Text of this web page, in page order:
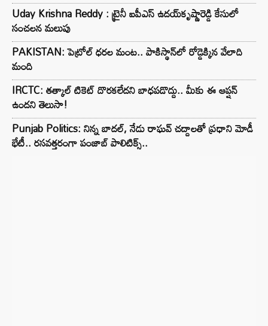
Uday Krishna Reddy : ట్రైనీ ఐపీఎస్ ఉదయ్‌కృష్ణారెడ్డి కేసులో
సంచలన మలుపు
PAKISTAN: పెట్రోల్ ధరల మంట.. పాకిస్థాన్‌లో రోడ్డెక్కిన వేలాది
మంది
IRCTC: తత్కాల్ టికెట్ దొరకలేదని బాధపడొద్దు.. మీకు ఈ ఆప్షన్
ఉందని తెలుసా!
Punjab Politics: నిన్న బాదల్, నేడు రాఘవ్ చద్దాలతో ప్రధాని మోడీ
భేటీ.. రసవత్తరంగా పంజాబ్ పాలిటిక్స్..